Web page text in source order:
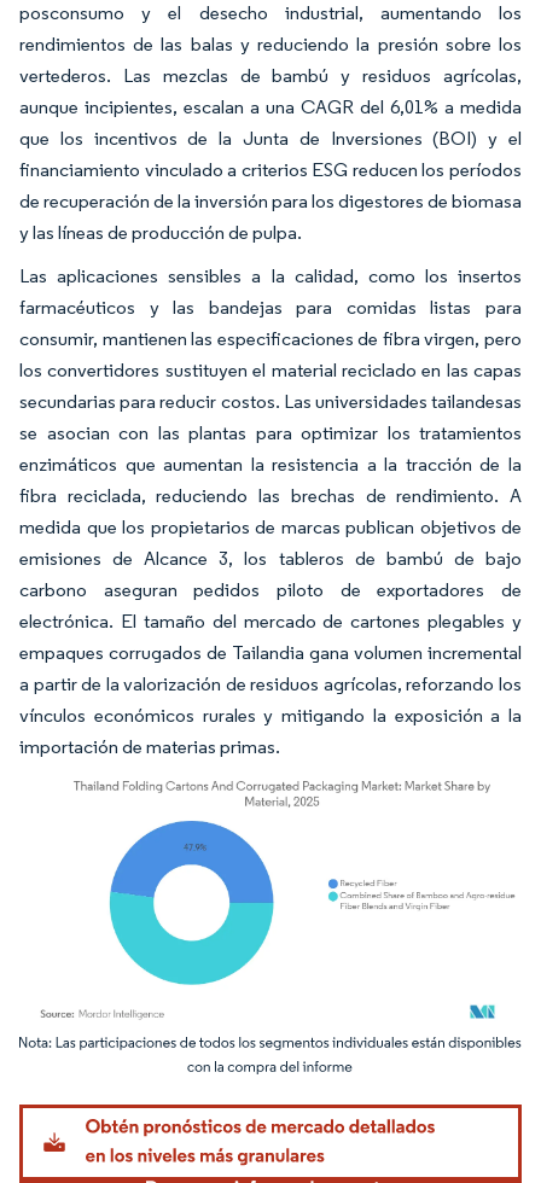
posconsumo y el desecho industrial, aumentando los
rendimientos de las balas y reduciendo la presión sobre los
vertederos. Las mezclas de bambú y residuos agrícolas,
aunque incipientes, escalan a una CAGR del 6,01% a medida
que los incentivos de la Junta de Inversiones (BOI) y el
financiamiento vinculado a criterios ESG reducen los períodos
de recuperación de la inversión para los digestores de biomasa
y las líneas de producción de pulpa.
Las aplicaciones sensibles a la calidad, como los insertos
farmacéuticos y las bandejas para comidas listas para
consumir, mantienen las especificaciones de fibra virgen, pero
los convertidores sustituyen el material reciclado en las capas
secundarias para reducir costos. Las universidades tailandesas
se asocian con las plantas para optimizar los tratamientos
enzimáticos que aumentan la resistencia a la tracción de la
fibra reciclada, reduciendo las brechas de rendimiento. A
medida que los propietarios de marcas publican objetivos de
emisiones de Alcance 3, los tableros de bambú de bajo
carbono aseguran pedidos piloto de exportadores de
electrónica. El tamaño del mercado de cartones plegables y
empaques corrugados de Tailandia gana volumen incremental
a partir de la valorización de residuos agrícolas, reforzando los
vínculos económicos rurales y mitigando la exposición a la
importación de materias primas.
Imagen © Mordor Intelligence. El uso requiere atribución según CC BY 4.0.